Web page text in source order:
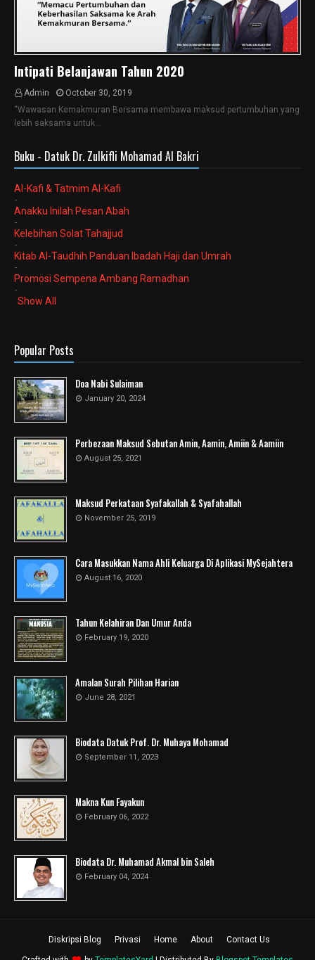
Intipati Belanjawan Tahun 2020
Admin
October 30, 2019
“Wawasan Kemakmuran Bersama membawa maksud pertumbuhan yang
lebih saksama untuk…
Buku - Datuk Dr. Zulkifli Mohamad Al Bakri
Al-Kafi & Tatmim Al-Kafi
-
Anakku Inilah Pesan Abah
-
Kelebihan Solat Tahajjud
-
Kitab Al-Taudhih Panduan Ibadah Haji dan Umrah
-
Promosi Sempena Ambang Ramadhan
-
Show All
Popular Posts
Doa Nabi Sulaiman
January 20, 2024
Perbezaan Maksud Sebutan Amin, Aamin, Amiin & Aamiin
August 25, 2021
Maksud Perkataan Syafakallah & Syafahallah
November 25, 2019
Cara Masukkan Nama Ahli Keluarga Di Aplikasi MySejahtera
August 16, 2020
Tahun Kelahiran Dan Umur Anda
February 19, 2020
Amalan Surah Pilihan Harian
June 28, 2021
Biodata Datuk Prof. Dr. Muhaya Mohamad
September 11, 2023
Makna Kun Fayakun
February 06, 2022
Biodata Dr. Muhamad Akmal bin Saleh
February 04, 2024
Diskripsi Blog Privasi Home About Contact Us